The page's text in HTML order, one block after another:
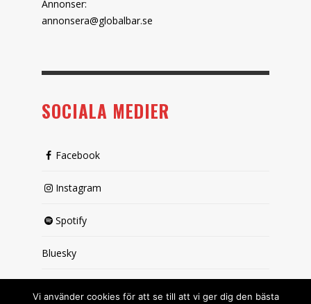
Annonser:
annonsera@globalbar.se
SOCIALA MEDIER
Facebook
Instagram
Spotify
Bluesky
Vi använder cookies för att se till att vi ger dig den bästa